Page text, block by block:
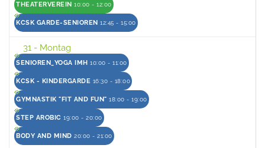
THEATERVEREIN 10:00 - 12:00
KCSK GARDE-SENIOREN 12:45 - 15:00
31 - Montag
SENIOREN_YOGA IMH 10:00 - 11:00
KCSK - KINDERGARDE 16:30 - 18:00
GYMNASTIK "FIT AND FUN" 18:00 - 19:00
STEP AROBIC 19:00 - 20:00
BODY AND MIND 20:00 - 21:00